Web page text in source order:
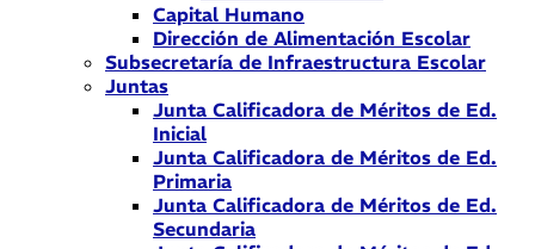
Capital Humano
Dirección de Alimentación Escolar
Subsecretaría de Infraestructura Escolar
Juntas
Junta Calificadora de Méritos de Ed.
Inicial
Junta Calificadora de Méritos de Ed.
Primaria
Junta Calificadora de Méritos de Ed.
Secundaria